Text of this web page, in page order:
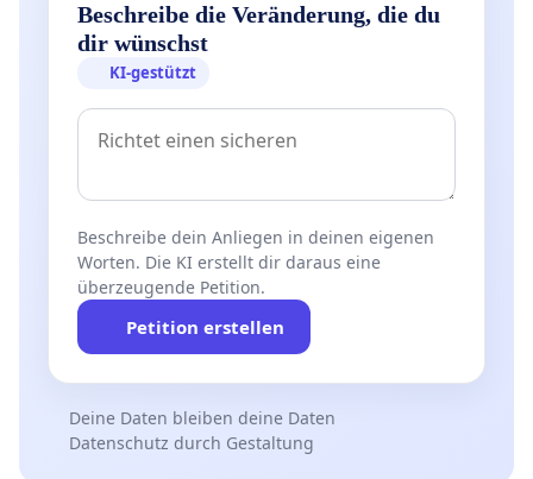
Beschreibe die Veränderung, die du
dir wünschst
KI-gestützt
Beschreibe dein Anliegen in deinen eigenen
Worten. Die KI erstellt dir daraus eine
überzeugende Petition.
Petition erstellen
Deine Daten bleiben deine Daten
Datenschutz durch Gestaltung